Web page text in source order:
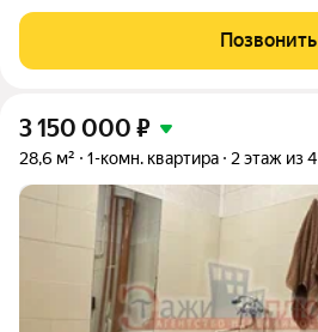
совмещенный санузел, отдельная
(перепланировка не
Позвонить
3 150 000 ₽
28,6 м² 1-комн. квартира 2 этаж из 4